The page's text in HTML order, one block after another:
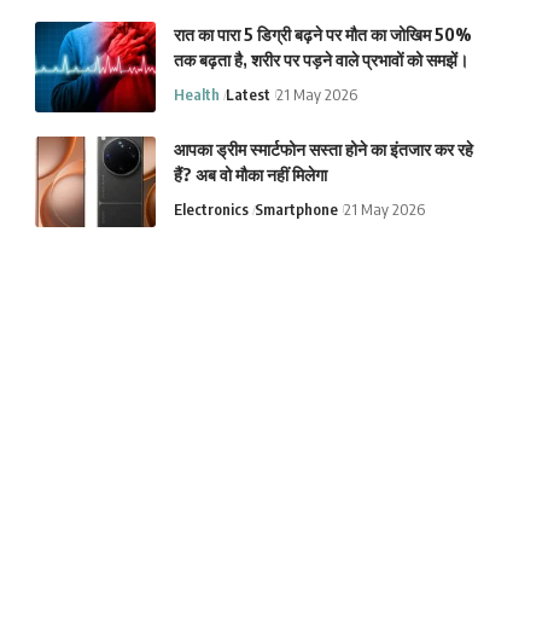
रात का पारा 5 डिग्री बढ़ने पर मौत का जोखिम 50%
तक बढ़ता है, शरीर पर पड़ने वाले प्रभावों को समझें।
Health Latest 21 May 2026
आपका ड्रीम स्मार्टफोन सस्ता होने का इंतजार कर रहे
हैं? अब वो मौका नहीं मिलेगा
Electronics Smartphone 21 May 2026